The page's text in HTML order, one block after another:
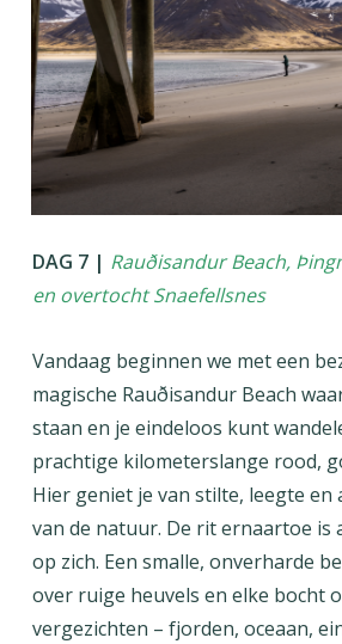
DAG 7 | Rauðisandur Beach,
en overtocht Snaefellsnes
Vandaag beginnen we met een
magische Rauðisandur Beach
staan en je eindeloos kunt
prachtige kilometerslange rood,
Hier geniet je van stilte, leegte en
van de natuur. De rit ernaartoe is
op zich. Een smalle, onverharde
over ruige heuvels en elke bocht
vergezichten – fjorden, oceaan,